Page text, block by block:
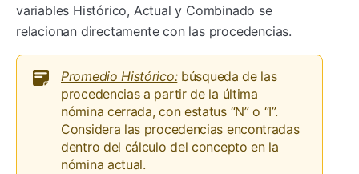
variables Histórico, Actual y Combinado se
relacionan directamente con las procedencias.
Promedio Histórico:búsqueda de las
procedencias a partir de la última
nómina cerrada, con estatus “N” o “I”.
Considera las procedencias encontradas
dentro del cálculo del concepto en la
nómina actual.